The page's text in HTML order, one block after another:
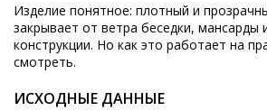
Изделие понятное: плотный и
закрывает от ветра беседки, мансарды
конструкции. Но как это работает на
смотреть.
ИСХОДНЫЕ ДАННЫЕ